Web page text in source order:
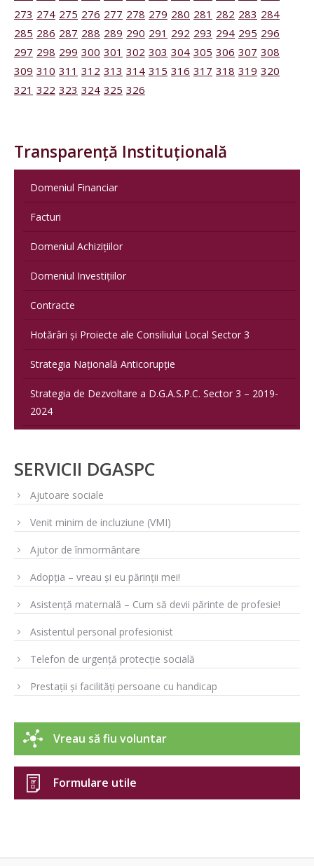
273 274 275 276 277 278 279 280 281 282 283 284
285 286 287 288 289 290 291 292 293 294 295 296
297 298 299 300 301 302 303 304 305 306 307 308
309 310 311 312 313 314 315 316 317 318 319 320
321 322 323 324 325 326
Transparență Instituțională
Domeniul Financiar
Facturi
Domeniul Achizițiilor
Domeniul Investițiilor
Contracte
Hotărâri și Proiecte ale Consiliului Local Sector 3
Strategia Națională Anticorupție
Strategia de Dezvoltare a D.G.A.S.P.C. Sector 3 – 2019-
2024
SERVICII DGASPC
Ajutoare sociale
Venit minim de incluziune (VMI)
Ajutor de înmormântare
Adopția – vreau și eu părinții mei!
Asistență maternală – Cum să devii părinte de profesie!
Asistentul personal profesionist
Telefon de urgență protecție socială
Prestații și facilități persoane cu handicap
Vreau să fiu voluntar
Formulare utile